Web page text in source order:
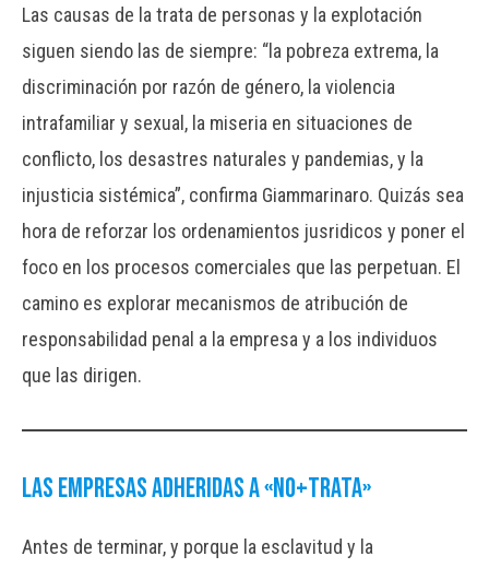
Las causas de la trata de personas y la explotación
siguen siendo las de siempre: “la pobreza extrema, la
discriminación por razón de género, la violencia
intrafamiliar y sexual, la miseria en situaciones de
conflicto, los desastres naturales y pandemias, y la
injusticia sistémica”, confirma Giammarinaro. Quizás sea
hora de reforzar los ordenamientos jusridicos y poner el
foco en los procesos comerciales que las perpetuan. El
camino es explorar mecanismos de atribución de
responsabilidad penal a la empresa y a los individuos
que las dirigen.
Las empresas adheridas a «no+trata»
Antes de terminar, y porque la esclavitud y la